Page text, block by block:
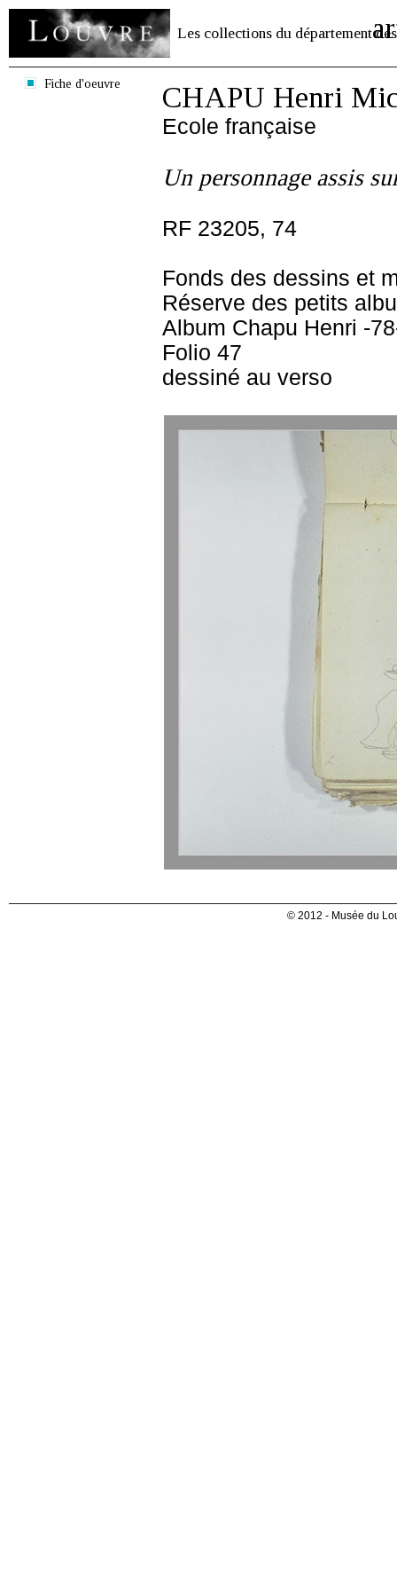
Les collections du département des
Fiche d'oeuvre CHAPU Henri
Ecole française
Un personnage assis
RF 23205, 74
Fonds des dessins et
Réserve des petits
Album Chapu Henri -
Folio 47
dessiné au verso
© 2012 - Musée du